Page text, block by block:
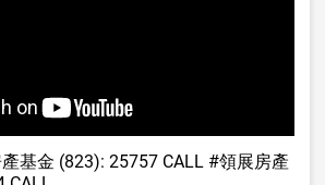
基金 (823): 25757 CALL #領展房產